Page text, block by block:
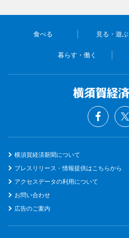
食べる 見る・遊ぶ
暮らす・働く
横須賀経済新聞について
プレスリリース・情報提供はこちらから
アクセスデータの利用について
お問い合わせ
広告のご案内